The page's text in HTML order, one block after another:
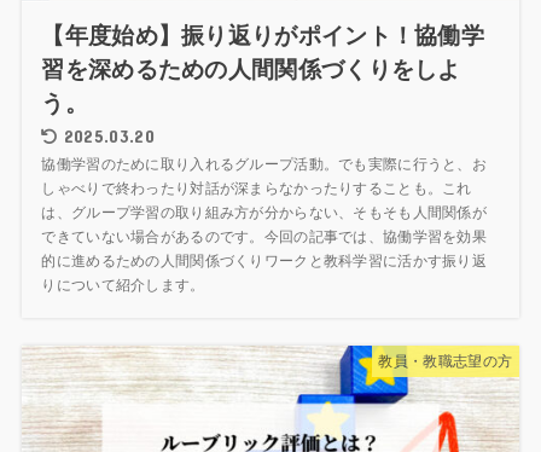
【年度始め】振り返りがポイント！協働学
習を深めるための人間関係づくりをしよ
う。
2025.03.20
協働学習のために取り入れるグループ活動。でも実際に行うと、お
しゃべりで終わったり対話が深まらなかったりすることも。これ
は、グループ学習の取り組み方が分からない、そもそも人間関係が
できていない場合があるのです。今回の記事では、協働学習を効果
的に進めるための人間関係づくりワークと教科学習に活かす振り返
りについて紹介します。
教員・教職志望の方